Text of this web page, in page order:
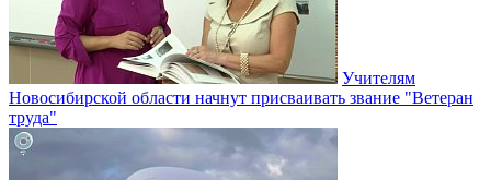
Учителям
Новосибирской области начнут присваивать звание "Ветеран
труда"